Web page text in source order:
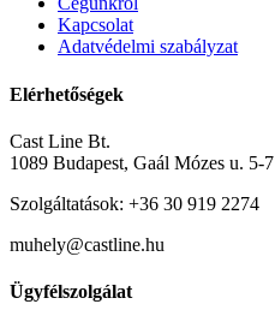
Kapcsolat
Adatvédelmi szabályzat
Elérhetőségek
Cast Line Bt.
1089 Budapest, Gaál Mózes u. 5-7
Szolgáltatások: +36 30 919 2274
muhely@castline.hu
Ügyfélszolgálat